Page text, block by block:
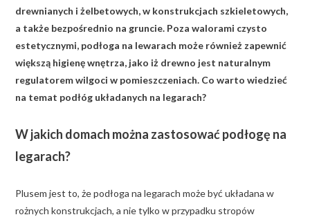
drewnianych i żelbetowych, w konstrukcjach szkieletowych,
a także bezpośrednio na gruncie. Poza walorami czysto
estetycznymi, podłoga na lewarach może również zapewnić
większą higienę wnętrza, jako iż drewno jest naturalnym
regulatorem wilgoci w pomieszczeniach. Co warto wiedzieć
na temat podłóg układanych na legarach?
W jakich domach można zastosować podłogę na
legarach?
Plusem jest to, że podłoga na legarach może być układana w
rożnych konstrukcjach, a nie tylko w przypadku stropów